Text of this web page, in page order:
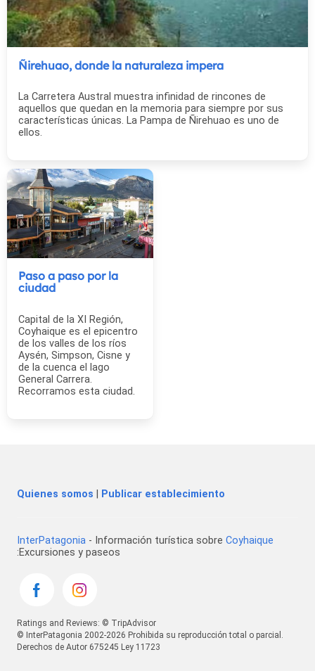
Ñirehuao, donde la naturaleza impera
La Carretera Austral muestra infinidad de rincones de
aquellos que quedan en la memoria para siempre por sus
características únicas. La Pampa de Ñirehuao es uno de
ellos.
Paso a paso por la
ciudad
Capital de la XI Región,
Coyhaique es el epicentro
de los valles de los ríos
Aysén, Simpson, Cisne y
de la cuenca el lago
General Carrera.
Recorramos esta ciudad.
Quienes somos Publicar establecimiento
InterPatagonia - Información turística sobre Coyhaique
:Excursiones y paseos
Ratings and Reviews: © TripAdvisor
© InterPatagonia 2002-2026 Prohibida su reproducción total o parcial.
Derechos de Autor 675245 Ley 11723